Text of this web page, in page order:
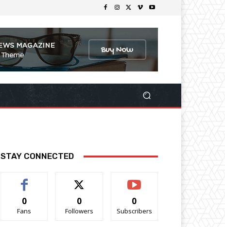
STAY CONNECTED
0
Fans
0
Followers
0
Subscribers